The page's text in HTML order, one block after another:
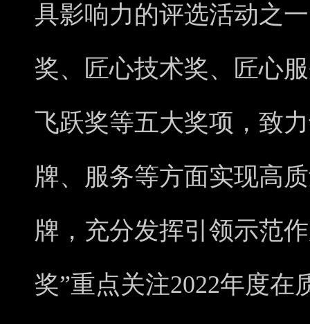
具影响力的评选活动之
奖、匠心技术奖、匠心
飞跃奖等五大奖项，致
牌、服务等方面实现高
牌，充分发挥引领示范
奖”重点关注2022年度在